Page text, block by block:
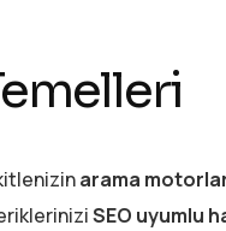
arama
SEO uyumlu